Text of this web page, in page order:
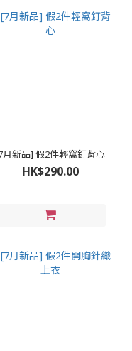
月新品] 假2件輕窩釘背心
HK$290.00